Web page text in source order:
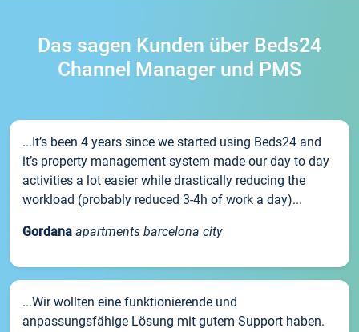
Das sagen Kunden über Beds24
Channel Manager und PMS
...It’s been 4 years since we started using Beds24 and
it’s property management system made our day to day
activities a lot easier while drastically reducing the
workload (probably reduced 3-4h of work a day)...
Gordana apartments barcelona city
...Wir wollten eine funktionierende und
anpassungsfähige Lösung mit gutem Support haben.